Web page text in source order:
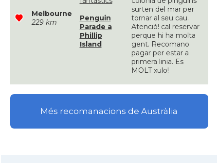
Melbourne
229 km
Penguin
Parade a
Phillip
Island
surten del mar per
tornar al seu cau.
Atenció! cal reservar
perque hi ha molta
gent. Recomano
pagar per estar a
primera linia. Es
MOLT xulo!
Més recomanacions de Austràlia